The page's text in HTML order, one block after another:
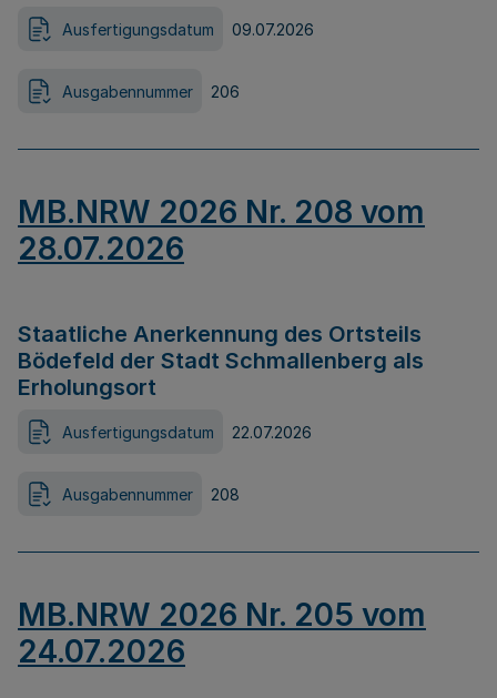
Ausfertigungsdatum 09.07.2026
Ausgabennummer 206
MB.NRW 2026 Nr. 208 vom
28.07.2026
Staatliche Anerkennung des Ortsteils
Bödefeld der Stadt Schmallenberg als
Erholungsort
Ausfertigungsdatum 22.07.2026
Ausgabennummer 208
MB.NRW 2026 Nr. 205 vom
24.07.2026